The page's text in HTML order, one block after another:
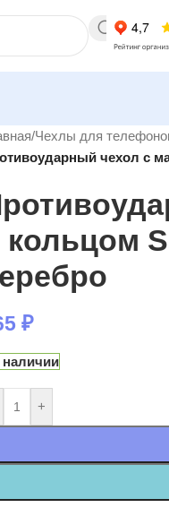
/Чехлы для
чехол с
кольцом
₽
+